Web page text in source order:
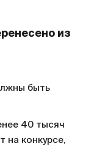
из
быть
40 тысяч
на конкурсе,